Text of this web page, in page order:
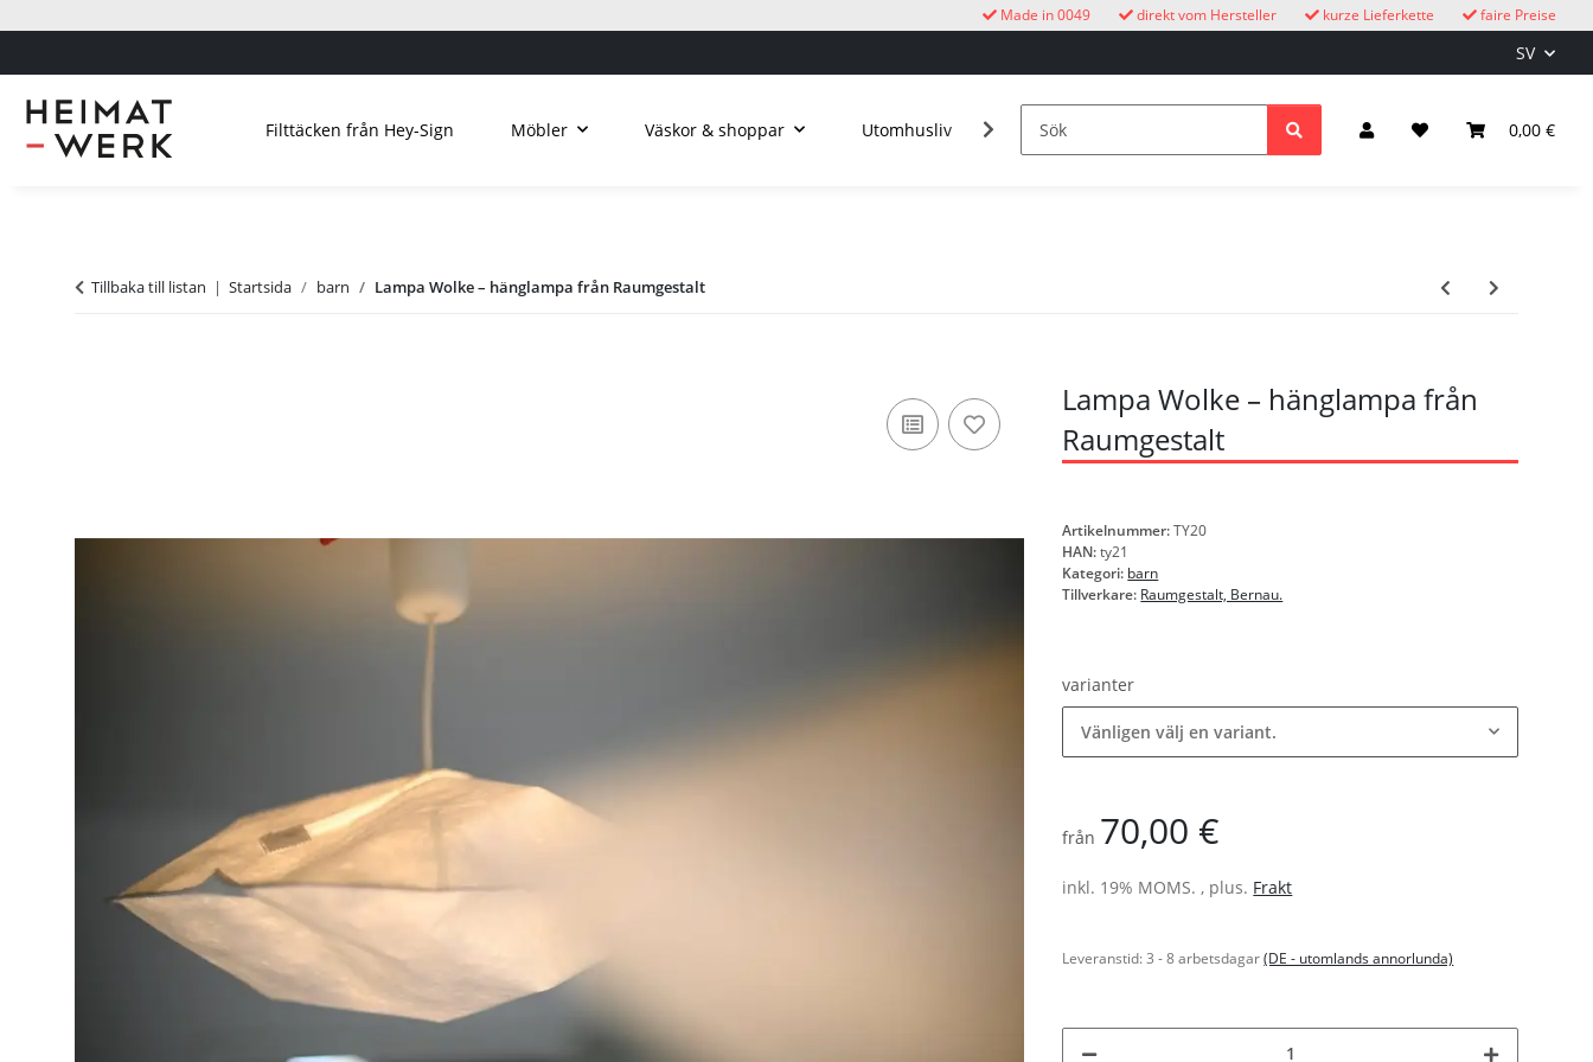
faire Preise
kurze Lieferkette
direkt vom Hersteller
Made in 0049
SV
0,00 €
Filttäcken från Hey-Sign Möbler Väskor & shoppar Utomhusliv Kuckucksuhren Belysning & el
Tillbaka till listan Startsida barn Lampa Wolke – hänglampa från Raumgestalt
Lampa Wolke – hänglampa från
Raumgestalt
Artikelnummer:TY20
HAN:ty21
Kategori: barn
Tillverkare: Raumgestalt, Bernau.
varianter
Vänligen välj en variant.
från 70,00 €
inkl. 19% MOMS. , plus. Frakt
Leveranstid:3 - 8 arbetsdagar(DE - utomlands annorlunda)